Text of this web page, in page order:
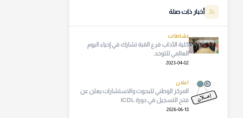
أخبار ذات صلة
نشاطات
كلية الآداب فرع القبة تشارك في إحياء اليوم
العالمي للتوحد.
2023-04-02
اعلان
المركز الوطني للبحوث والاستشارات يعلن عن
فتح التسجيل في دورة ICDL
2026-06-18